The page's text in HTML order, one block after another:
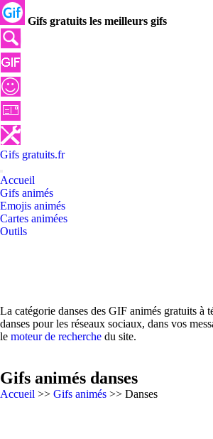
Gifs gratuits les meilleurs gifs
Gifs gratuits.fr
Accueil
Gifs animés
Emojis animés
Cartes animées
Outils
La catégorie danses des GIF animés gratuits à
danses pour les réseaux sociaux, dans vos
le moteur de recherche du site.
Gifs animés danses
Accueil >> Gifs animés >> Danses